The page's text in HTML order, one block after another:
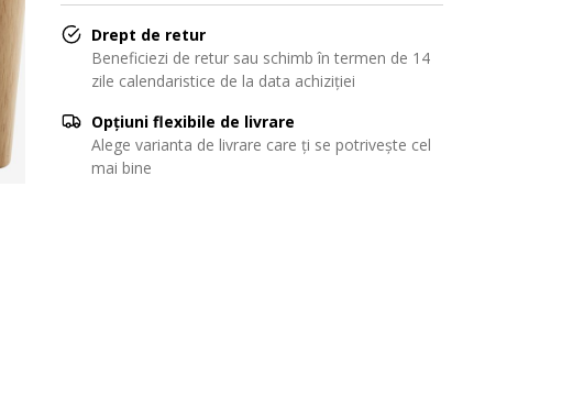
Drept de retur
Beneficiezi de retur sau schimb în termen de 14
zile calendaristice de la data achiziției
Opțiuni flexibile de livrare
Alege varianta de livrare care ți se potrivește cel
mai bine